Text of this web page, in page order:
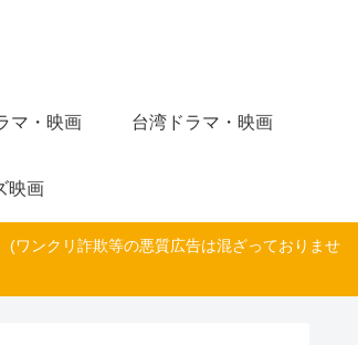
マ・映画 台湾ドラマ・映画
映画
(ワンクリ詐欺等の悪質広告は混ざっておりませ